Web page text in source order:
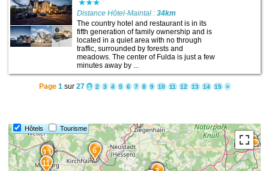
Distance Hôtel-Maintal :34km
The country hotel and restaurant is in its
fifth generation of family ownership and is
located in a quiet area with no through
traffic, surrounded by forests and
meadows. The center of Fulda is just a few
minutes away by ...
Page 1sur 27 1 2 3 4 5 6 7 8 9 10 11 12 13 14 15 >
Hôtels Tourisme
14
13
11
6